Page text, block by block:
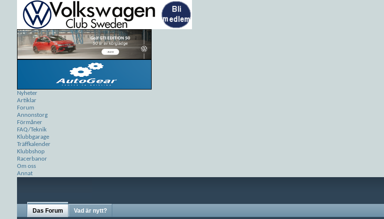
Nyheter
Artiklar
Forum
Annonstorg
Förmåner
FAQ/Teknik
Klubbgarage
Träffkalender
Klubbshop
Racerbanor
Om oss
Annat
Das Forum Vad är nytt?